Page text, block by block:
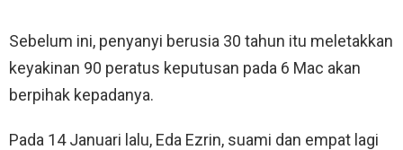
Sebelum ini, penyanyi berusia 30 tahun itu meletakkan
keyakinan 90 peratus keputusan pada 6 Mac akan
berpihak kepadanya.
Pada 14 Januari lalu, Eda Ezrin, suami dan empat lagi